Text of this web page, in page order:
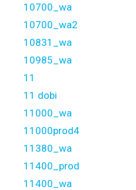
10700_wa
10700_wa2
10831_wa
10985_wa
11
11 dobi
11000_wa
11000prod4
11380_wa
11400_prod
11400_wa